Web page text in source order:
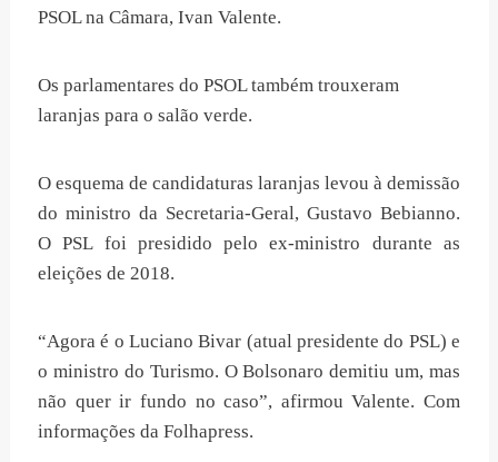
PSOL na Câmara, Ivan Valente.
Os parlamentares do PSOL também trouxeram
laranjas para o salão verde.
O esquema de candidaturas laranjas levou à demissão
do ministro da Secretaria-Geral, Gustavo Bebianno.
O PSL foi presidido pelo ex-ministro durante as
eleições de 2018.
“Agora é o Luciano Bivar (atual presidente do PSL) e
o ministro do Turismo. O Bolsonaro demitiu um, mas
não quer ir fundo no caso”, afirmou Valente. Com
informações da Folhapress.